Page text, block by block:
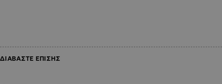
ΔΙΑΒΑΣΤΕ ΕΠΙΣΗΣ